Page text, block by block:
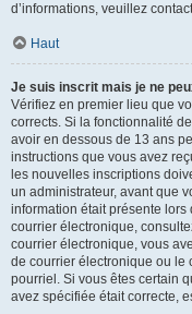
d’informations, veuillez
Haut
Je suis inscrit mais je ne
Vérifiez en premier lieu que
corrects. Si la fonctionnalité
avoir en dessous de 13 ans
instructions que vous avez
les nouvelles inscriptions
un administrateur, avant que
information était présente
courrier électronique,
courrier électronique, vous
de courrier électronique ou le
pourriel. Si vous êtes certain
avez spécifiée était correcte,